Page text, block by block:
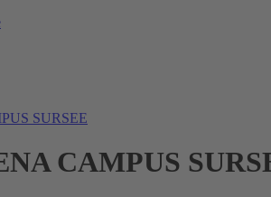
CAMPUS